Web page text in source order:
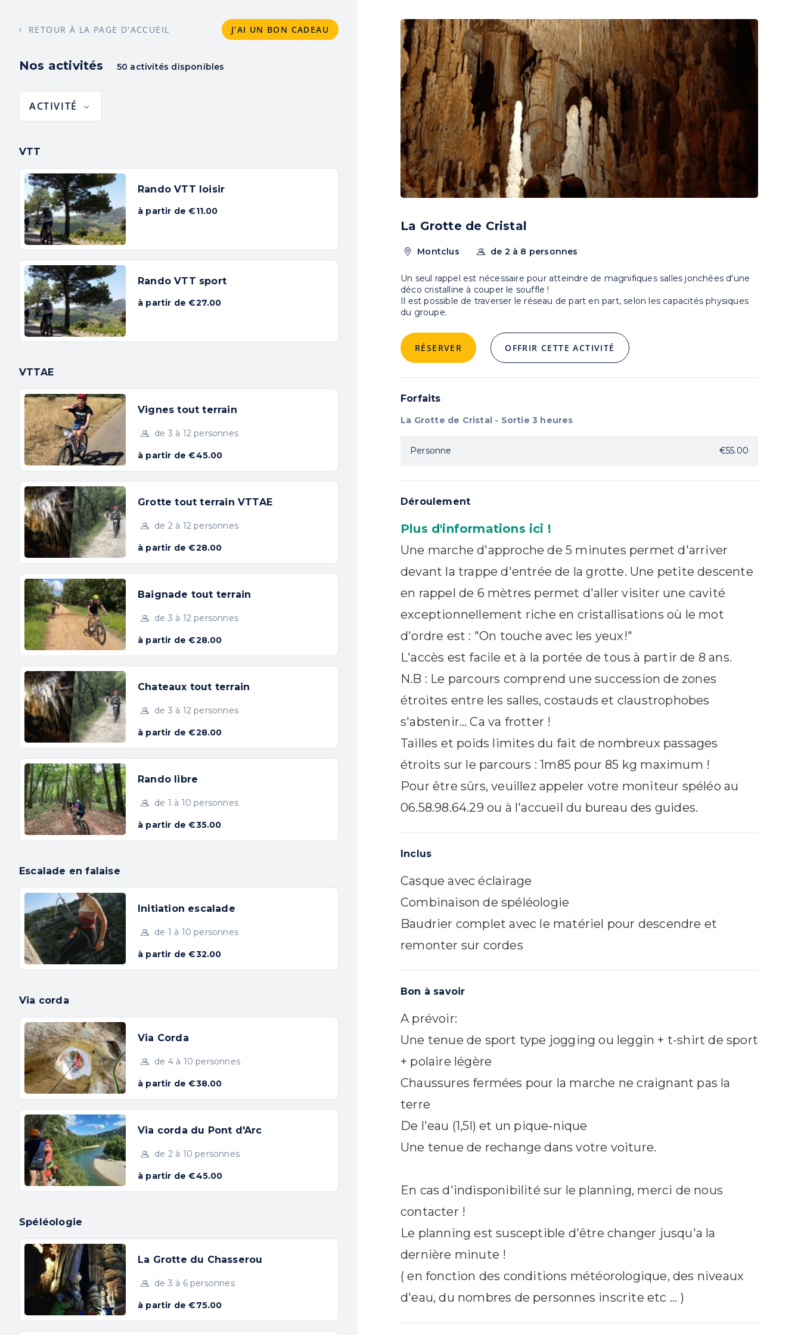
BON CADEAU RÉSERVER 0650414868
PARTENAIRES BLOG CONTACT
Spéléologie
Rando souterraine à la
grotte de la Côtepatière
Niveau 1 découverte en famille
Saint-André-de-Cruzières
3h
à partir de 5 ans
45 € / personne
La traversée
Arva-Claire
Méjannes-le-Clap
à partir de 7/8 ans
+ D'INFOS
La grotte du Chasserou
Niveau 2 initiation sportive
Vallon-Pont-d'Arc
5 à 6 h
à partir de 7/8 ans
75 € / personne
La Grotte de Cristal 1/2
journée
Niveau 2 initiation sportive
Monclus
3h/3h30
RÉSERVER
+ D'INFOS
La traversée de la
Dragonnière de Banne
+ D'INFOS
Grande course sportive à
la journée
Niveau 4 sportif et technique
Sur demande
à partir de 14 ans
+ D'INFOS
RETOUR À LA PAGE D'ACCUEIL J’AI UN BON CADEAU
Nos activités 50 activités disponibles
VTT
Rando VTT loisir
à partir de €11.00
Rando VTT sport
à partir de €27.00
VTTAE
Vignes tout terrain
de 3 à 12 personnes
à partir de €45.00
Grotte tout terrain VTTAE
de 2 à 12 personnes
à partir de €28.00
Baignade tout terrain
de 3 à 12 personnes
à partir de €28.00
Chateaux tout terrain
de 3 à 12 personnes
à partir de €28.00
Rando libre
de 1 à 10 personnes
à partir de €35.00
Escalade en falaise
Initiation escalade
de 1 à 10 personnes
à partir de €32.00
Via corda
Via Corda
de 4 à 10 personnes
à partir de €38.00
Via corda du Pont d'Arc
de 2 à 10 personnes
à partir de €45.00
Spéléologie
La Grotte du Chasserou
de 3 à 6 personnes
à partir de €75.00
ACTIVITÉ
La Grotte de Cristal
Montclus de 2 à 8 personnes
Un seul rappel est nécessaire pour atteindre de magnifiques salles jonchées d'une
déco cristalline à couper le souffle !
Il est possible de traverser le réseau de part en part, selon les capacités physiques
du groupe.
RÉSERVER OFFRIR CETTE ACTIVITÉ
Forfaits
La Grotte de Cristal - Sortie 3 heures
Personne €55.00
Déroulement
Plus d'informations ici !
Une marche d'approche de 5 minutes permet d'arriver
devant la trappe d'entrée de la grotte. Une petite descente
en rappel de 6 mètres permet d'aller visiter une cavité
exceptionnellement riche en cristallisations où le mot
d'ordre est : "On touche avec les yeux!"
L'accès est facile et à la portée de tous à partir de 8 ans.
N.B : Le parcours comprend une succession de zones
étroites entre les salles, costauds et claustrophobes
s'abstenir… Ca va frotter !
Tailles et poids limites du fait de nombreux passages
étroits sur le parcours : 1m85 pour 85 kg maximum !
Pour être sûrs, veuillez appeler votre moniteur spéléo au
06.58.98.64.29 ou à l'accueil du bureau des guides.
Inclus
Casque avec éclairage
Combinaison de spéléologie
Baudrier complet avec le matériel pour descendre et
remonter sur cordes
Bon à savoir
A prévoir:
Une tenue de sport type jogging ou leggin + t-shirt de sport
+ polaire légère
Chaussures fermées pour la marche ne craignant pas la
terre
De l'eau (1,5l) et un pique-nique
Une tenue de rechange dans votre voiture.
En cas d'indisponibilité sur le planning, merci de nous
contacter !
Le planning est susceptible d'être changer jusqu'a la
dernière minute !
( en fonction des conditions météorologique, des niveaux
d'eau, du nombres de personnes inscrite etc ... )